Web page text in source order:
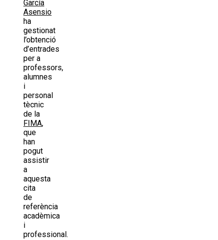
García
Asensio
ha
gestionat
l’obtenció
d’entrades
per a
professors,
alumnes
i
personal
tècnic
de la
FIMA,
que
han
pogut
assistir
a
aquesta
cita
de
referència
acadèmica
i
professional.